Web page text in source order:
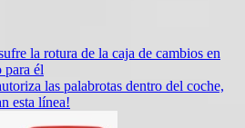
la rotura de la caja de cambios en
para él
las palabrotas dentro del coche,
esta línea!